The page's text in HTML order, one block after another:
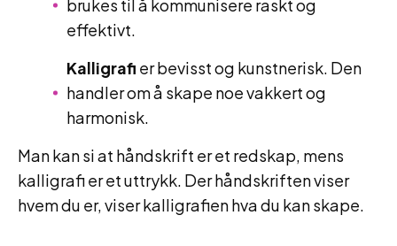
brukes til å kommunisere raskt og
effektivt.
Kalligrafi er bevisst og kunstnerisk. Den
handler om å skape noe vakkert og
harmonisk.
Man kan si at håndskrift er et redskap, mens
kalligrafi er et uttrykk. Der håndskriften viser
hvem du er, viser kalligrafien hva du kan skape.